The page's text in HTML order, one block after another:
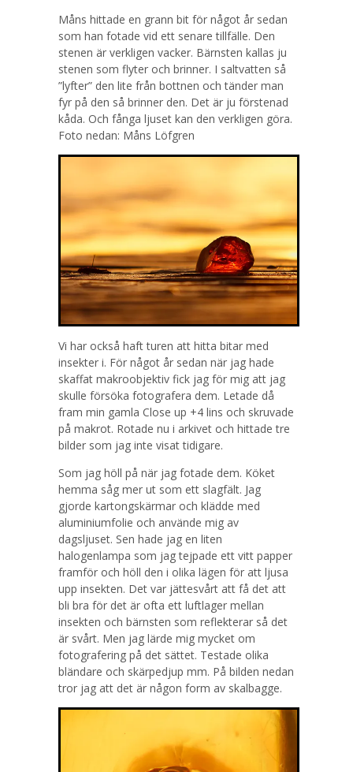
Måns hittade en grann bit för något år sedan
som han fotade vid ett senare tillfälle. Den
stenen är verkligen vacker. Bärnsten kallas ju
stenen som flyter och brinner. I saltvatten så
”lyfter” den lite från bottnen och tänder man
fyr på den så brinner den. Det är ju förstenad
kåda. Och fånga ljuset kan den verkligen göra.
Foto nedan: Måns Löfgren
Vi har också haft turen att hitta bitar med
insekter i. För något år sedan när jag hade
skaffat makroobjektiv fick jag för mig att jag
skulle försöka fotografera dem. Letade då
fram min gamla Close up +4 lins och skruvade
på makrot. Rotade nu i arkivet och hittade tre
bilder som jag inte visat tidigare.
Som jag höll på när jag fotade dem. Köket
hemma såg mer ut som ett slagfält. Jag
gjorde kartongskärmar och klädde med
aluminiumfolie och använde mig av
dagsljuset. Sen hade jag en liten
halogenlampa som jag tejpade ett vitt papper
framför och höll den i olika lägen för att ljusa
upp insekten. Det var jättesvårt att få det att
bli bra för det är ofta ett luftlager mellan
insekten och bärnsten som reflekterar så det
är svårt. Men jag lärde mig mycket om
fotografering på det sättet. Testade olika
bländare och skärpedjup mm. På bilden nedan
tror jag att det är någon form av skalbagge.